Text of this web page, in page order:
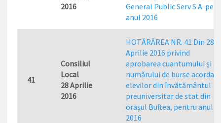
2016
General Public Serv S.A. pe
anul 2016
41
Consiliul
Local
28 Aprilie
2016
HOTĂRÂREA NR. 41 Din 28
Aprilie 2016 privind
aprobarea cuantumului şi a
numărului de burse acordate
elevilor din învătământul
preuniversitar de stat din
oraşul Buftea, pentru anul
2016